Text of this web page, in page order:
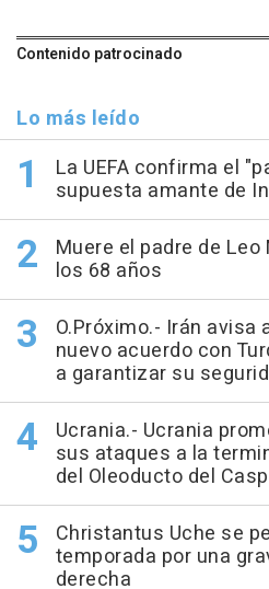
Contenido patrocinado
Lo más leído
La UEFA confirma el
supuesta amante de
Muere el padre de
los 68 años
O.Próximo.- Irán avisa
nuevo acuerdo con
a garantizar su
Ucrania.- Ucrania
sus ataques a la
del Oleoducto del
Christantus Uche se
temporada por una
derecha